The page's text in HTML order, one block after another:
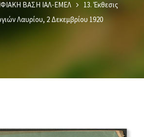
ΒΑΣΗ ΙΑΛ-ΕΜΕΛ
13. Έκθεσις
Λαυρίου, 2 Δεκεμβρίου 1920